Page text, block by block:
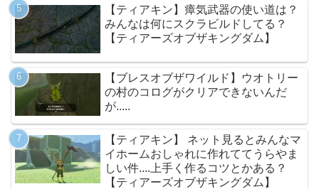
【ティアキン】瘴気武器の使い道は？
みんなは何にスクラビルドしてる？
【ティアーズオブザキングダム】
【ブレスオブザワイルド】ウオトリー
の村のコログがクリアできないんだ
が.....
【ティアキン】 ネット見るとみんなマ
イホームおしゃれに作れててうらやま
しい件....上手く作るコツとかある？
【ティアーズオブザキングダム】